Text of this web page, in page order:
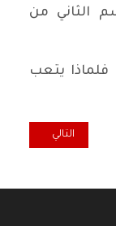
الثاني من
يتعب
المقال التالي:
التالي